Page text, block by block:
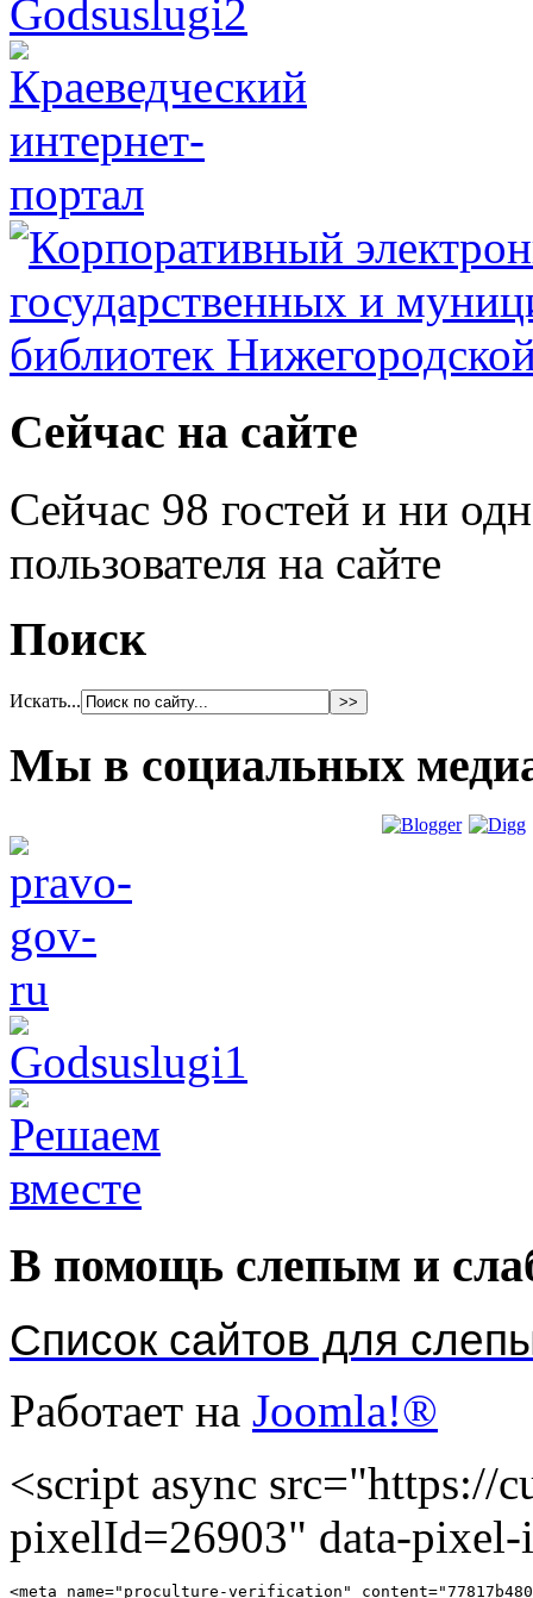
Сейчас на сайте
Сейчас 98 гостей и ни
пользователя на сайте
Поиск
Искать...
Мы в социальных
В помощь слепым и
Список сайтов для
Работает на Joomla!®
<script async src="https://
pixelId=26903" data-
<meta name="proculture-verification"